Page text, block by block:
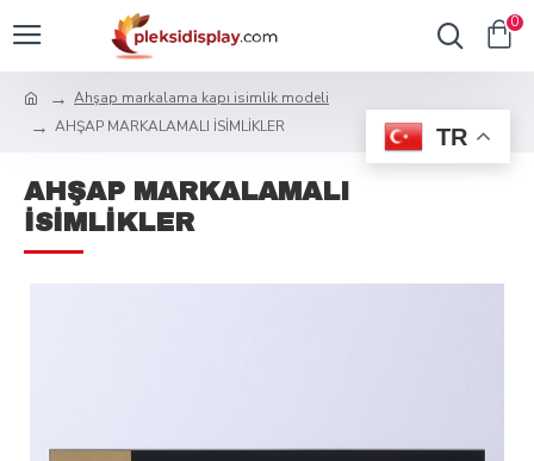
TR
0
Ahşap markalama kapı isimlik modeli
AHŞAP MARKALAMALI İSİMLİKLER
AHŞAP MARKALAMALI
İSİMLİKLER